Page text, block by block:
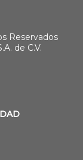
Reservados
de C.V.